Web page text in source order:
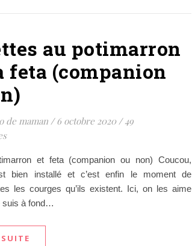
au potimarron
feta (companion
de maman/ 6 octobre 2020 / 49
et feta (companion ou non) Coucou,
bien installé et c’est enfin le moment de
les courges qu’ils existent. Ici, on les aime
suis à fond…